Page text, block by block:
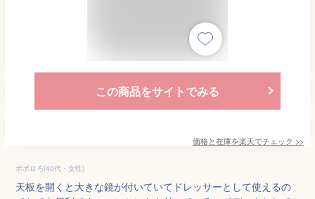
この商品をサイトでみる
価格と在庫を楽天でチェック >>
ポポロろ(40代・女性)
天板を開くと大きな鏡が付いていてドレッサーとして使えるの